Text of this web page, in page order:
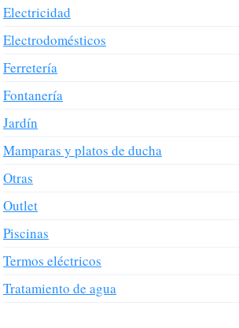
Electricidad
Electrodomésticos
Ferretería
Fontanería
Jardín
Mamparas y platos de ducha
Otras
Outlet
Piscinas
Termos eléctricos
Tratamiento de agua